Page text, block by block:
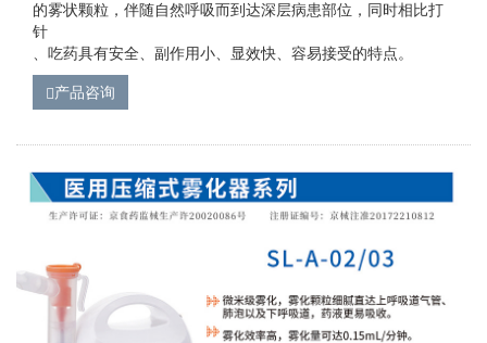
的雾状颗粒，伴随自然呼吸而到达深层病患部位，同时相比打
针
、吃药具有安全、副作用小、显效快、容易接受的特点。
产品咨询